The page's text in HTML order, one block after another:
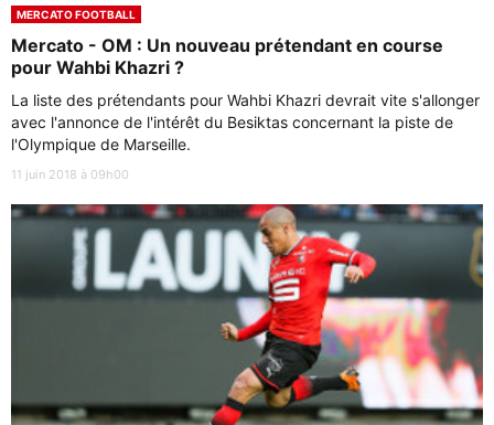
MERCATO FOOTBALL
Mercato - OM : Un nouveau prétendant en course
pour Wahbi Khazri ?
La liste des prétendants pour Wahbi Khazri devrait vite s'allonger
avec l'annonce de l'intérêt du Besiktas concernant la piste de
l'Olympique de Marseille.
11 juin 2018 à 09h00